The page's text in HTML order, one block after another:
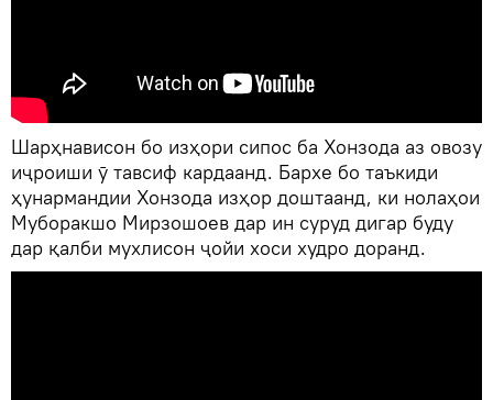
Шарҳнависон бо изҳори сипос ба Хонзода аз овозу
иҷроиши ӯ тавсиф кардаанд. Бархе бо таъкиди
ҳунармандии Хонзода изҳор доштаанд, ки нолаҳои
Муборакшо Мирзошоев дар ин суруд дигар буду
дар қалби мухлисон ҷойи хоси худро доранд.